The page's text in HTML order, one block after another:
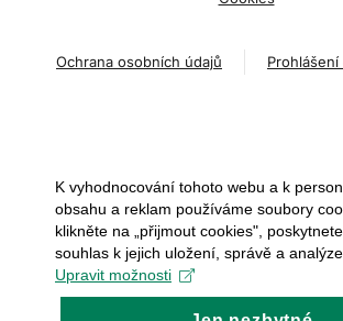
Ochrana osobních údajů
K vyhodnocování tohoto webu a k
obsahu a reklam používáme soubory
klikněte na „přijmout cookies",
souhlas k jejich uložení, správě a analýze.
Upravit možnosti